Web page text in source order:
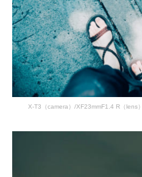
X-T3（camera）/XF23mmF1.4 R（lens